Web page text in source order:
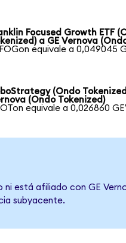
Focused Growth ETF
a GE Vernova
equivale a 0,049045
(Ondo
(Ondo Tokenized)
equivale a 0,026860
está afiliado con GE
subyacente.